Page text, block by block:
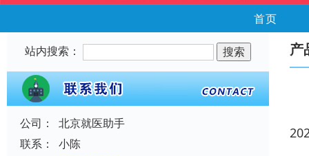
首页
站内搜索：
公司：
北京就医助手
联系：
小陈
产